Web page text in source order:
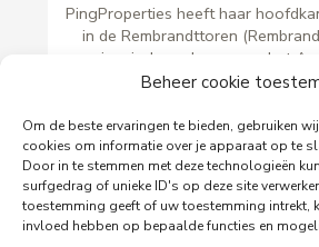
Beheer cookie
Om de beste ervaringen te bieden, gebruiken
cookies om informatie over je apparaat op te
Door in te stemmen met deze technologieën
surfgedrag of unieke ID's op deze site
toestemming geeft of uw toestemming intrekt,
invloed hebben op bepaalde functies en
PingProperties heeft haar
in de Rembrandttoren
iconische gebouw aan het
Amsterdam.
Lees meer